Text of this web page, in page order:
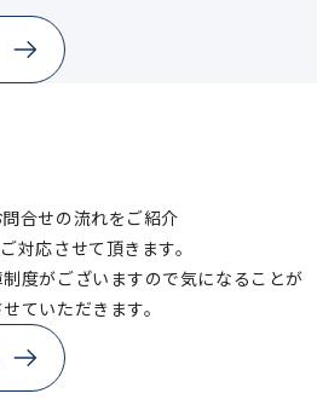
合せの流れをご紹介
対応させて頂きます。
度がございますので気になることが
ていただきます。